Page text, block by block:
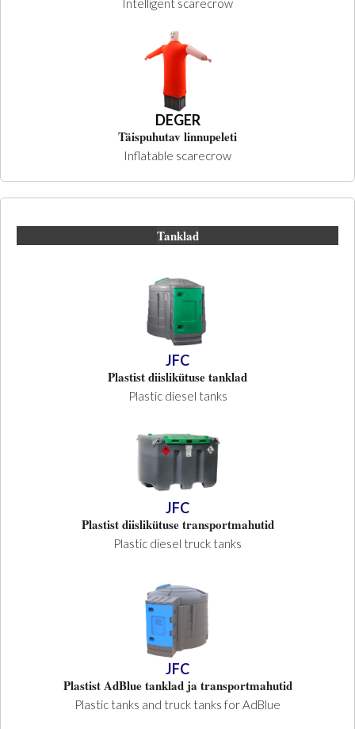
Intelligent scarecrow
DEGER
Täispuhutav linnupeleti
Inflatable scarecrow
Tanklad
JFC
Plastist diislikütuse tanklad
Plastic diesel tanks
JFC
Plastist diislikütuse transportmahutid
Plastic diesel truck tanks
JFC
Plastist AdBlue tanklad ja transportmahutid
Plastic tanks and truck tanks for AdBlue